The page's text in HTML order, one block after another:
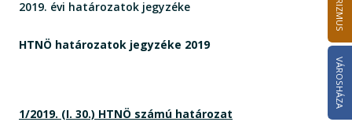
TURIZMUS
VÁROSHÁZA
2019. évi határozatok jegyzéke
HTNÖ határozatok jegyzéke 2019
1/2019. (I. 30.) HTNÖ számú határozat